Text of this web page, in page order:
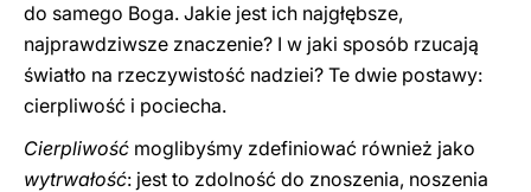
do samego Boga. Jakie jest ich najgłębsze,
najprawdziwsze znaczenie? I w jaki sposób rzucają
światło na rzeczywistość nadziei? Te dwie postawy:
cierpliwość i pociecha.
Cierpliwość moglibyśmy zdefiniować również jako
wytrwałość: jest to zdolność do znoszenia, noszenia